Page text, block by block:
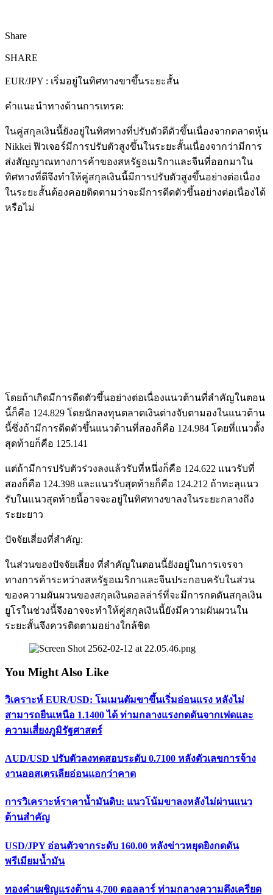
Share
SHARE
EUR/JPY : เริ่มอยู่ในทิศทางขาขึ้นระยะสั้น
คำแนะนำทางด้านการเทรด:
ในคู่สกุลเงินนี้ยังอยู่ในทิศทางที่ปรับตัวดีตัวขึ้นเนื่องจากตลาดหุ้น
Nikkei ฟิวเจอร์มีการปรับตัวสูงขึ้นในระยะสั้นเนื่องจากว่ามีการ
ส่งสัญญาณทางการค้าของสหรัฐอเมริกาและจีนที่ออกมาใน
ทิศทางที่ดีจึงทำให้คู่สกุลเงินนี้มีการปรับตัวสูงขึ้นอย่างต่อเนื่อง
ในระยะสั้นต้องคอยติดตามว่าจะมีการดีดตัวขึ้นอย่างต่อเนื่องได้
หรือไม่
โดยถ้าเกิดมีการดีดตัวขึ้นอย่างต่อเนื่องแนวต้านที่สำคัญในตอน
นี้ก็คือ 124.829 โดยนักลงทุนตลาดเงินต่างจับตามองในแนวต้าน
นี้ซึ่งถ้ามีการดีดตัวขึ้นแนวต้านที่สองก็คือ 124.984 โดยที่แนวตั้ง
สุดท้ายก็คือ 125.141
แต่ถ้ามีการปรับตัวร่วงลงแล้วรับที่หนึ่งก็คือ 124.622 แนวรับที่
สองก็คือ 124.398 และแนวรับสุดท้ายก็คือ 124.212 ถ้าทะลุแนว
รับในแนวสุดท้ายนี้อาจจะอยู่ในทิศทางขาลงในระยะกลางถึง
ระยะยาว
ปัจจัยเสี่ยงที่สำคัญ:
ในส่วนของปัจจัยเสี่ยง ที่สำคัญในตอนนี้ยังอยู่ในการเจรจา
ทางการค้าระหว่างสหรัฐอเมริกาและจีนประกอบครับในส่วน
ของความผันผวนของสกุลเงินดอลล่าร์ที่จะมีการกดดันสกุลเงิน
ยูโรในช่วงนี้จึงอาจจะทำให้คู่สกุลเงินนี้ยังมีความผันผวนใน
ระยะสั้นจึงควรติดตามอย่างใกล้ชิด
You Might Also Like
วิเคราะห์ EUR/USD: โมเมนตัมขาขึ้นเริ่มอ่อนแรง หลังไม่
สามารถยืนเหนือ 1.1400 ได้ ท่ามกลางแรงกดดันจากเฟดและ
ความเสี่ยงภูมิรัฐศาสตร์
AUD/USD ปรับตัวลงทดสอบระดับ 0.7100 หลังตัวเลขการจ้าง
งานออสเตรเลียอ่อนแอกว่าคาด
การวิเคราะห์ราคาน้ำมันดิบ: แนวโน้มขาลงหลังไม่ผ่านแนว
ต้านสำคัญ
USD/JPY อ่อนตัวจากระดับ 160.00 หลังข่าวหยุดยิงกดดัน
พรีเมียมน้ำมัน
ทองคำเผชิญแรงต้าน 4,700 ดอลลาร์ ท่ามกลางความตึงเครียด